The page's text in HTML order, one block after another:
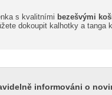
s kvalitními bezešvými
dokoupit kalhotky a tanga
informováni o